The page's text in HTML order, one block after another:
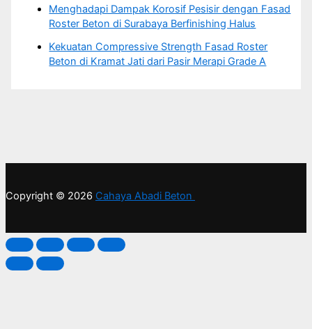
Menghadapi Dampak Korosif Pesisir dengan Fasad
Roster Beton di Surabaya Berfinishing Halus
Kekuatan Compressive Strength Fasad Roster
Beton di Kramat Jati dari Pasir Merapi Grade A
Copyright © 2026 Cahaya Abadi Beton